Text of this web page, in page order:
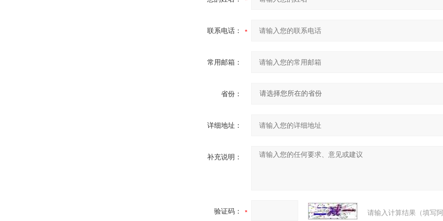
联系电话：
常用邮箱：
省份：
详细地址：
补充说明：
验证码： 请输入计算结果（填写